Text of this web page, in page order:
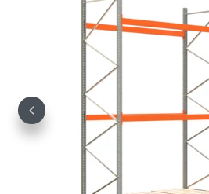
Previous